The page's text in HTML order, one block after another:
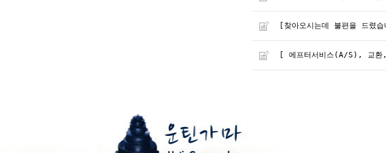
[찾아오시는데 불편을 드렸
[ 에프터서비스(A/S), 교